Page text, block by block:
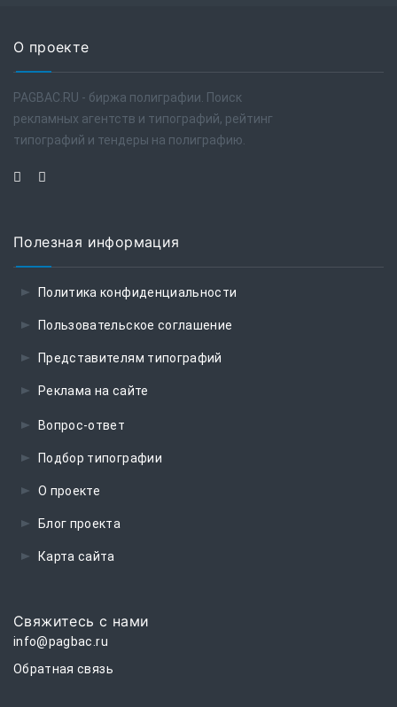
О проекте
PAGBAC.RU - биржа полиграфии. Поиск
рекламных агентств и типографий, рейтинг
типографий и тендеры на полиграфию.
Полезная информация
Политика конфиденциальности
Пользовательское соглашение
Представителям типографий
Реклама на сайте
Вопрос-ответ
Подбор типографии
О проекте
Блог проекта
Карта сайта
Свяжитесь с нами
info@pagbac.ru
Обратная связь